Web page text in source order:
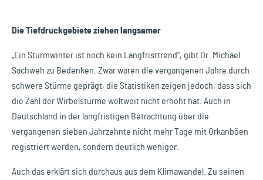
Die Tiefdruckgebiete ziehen langsamer
„Ein Sturmwinter ist noch kein Langfristtrend“, gibt Dr. Michael
Sachweh zu Bedenken. Zwar waren die vergangenen Jahre durch
schwere Stürme geprägt, die Statistiken zeigen jedoch, dass sich
die Zahl der Wirbelstürme weltweit nicht erhöht hat. Auch in
Deutschland in der langfristigen Betrachtung über die
vergangenen sieben Jahrzehnte nicht mehr Tage mit Orkanböen
registriert werden, sondern deutlich weniger.
Auch das erklärt sich durchaus aus dem Klimawandel. Zu seinen